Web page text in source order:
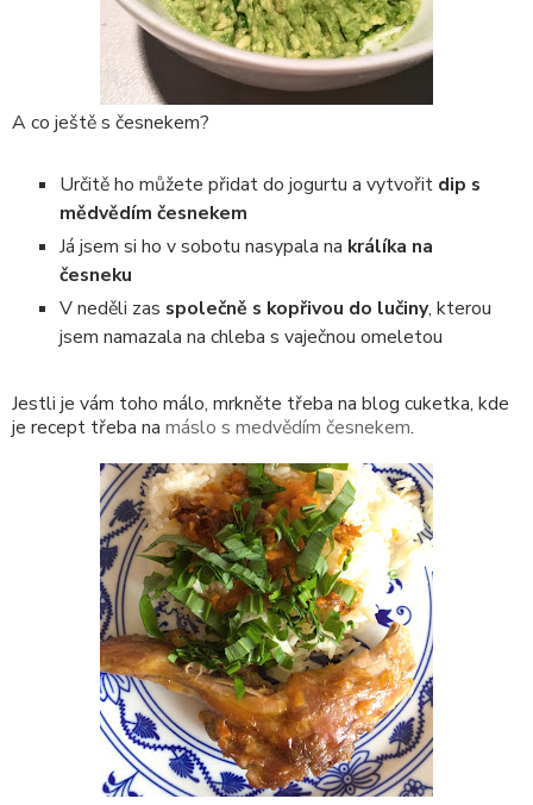
A co ještě s česnekem?
Určitě ho můžete přidat do jogurtu a vytvořit dip s
mědvědím česnekem
Já jsem si ho v sobotu nasypala na králíka na
česneku
V neděli zas společně s kopřivou do lučiny, kterou
jsem namazala na chleba s vaječnou omeletou
Jestli je vám toho málo, mrkněte třeba na blog cuketka, kde
je recept třeba na máslo s medvědím česnekem.